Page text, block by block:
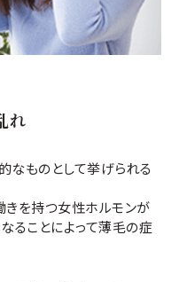
れ
なものとして挙げられる
きを持つ女性ホルモンが
ることによって薄毛の症